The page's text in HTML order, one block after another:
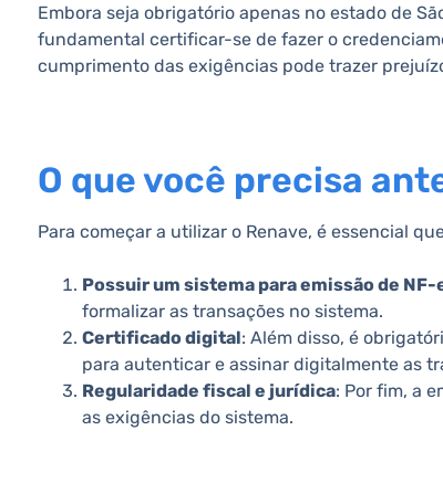
Embora seja obrigatório apenas no estado de
fundamental certificar-se de fazer o
cumprimento das exigências pode trazer
O que você precisa
Para começar a utilizar o Renave, é essencial
Possuir um sistema para emissão de NF-
formalizar as transações no sistema.
Certificado digital: Além disso, é
para autenticar e assinar digitalmente as
Regularidade fiscal e jurídica: Por fim, a
as exigências do sistema.